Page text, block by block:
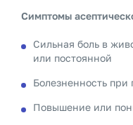
Симптомы
Сильная боль в
или постоянной
Болезненность при
Повышение или